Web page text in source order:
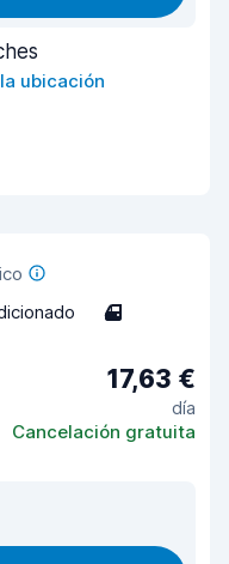
ubicación
4
17,63 €
día
Cancelación gratuita